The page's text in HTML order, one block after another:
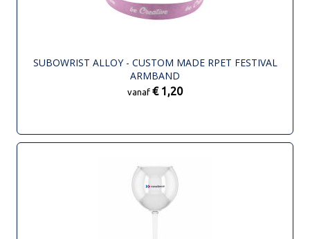
SUBOWRIST ALLOY - CUSTOM MADE RPET FESTIVAL
ARMBAND
vanaf € 1,20